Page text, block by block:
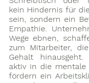
kein Hindernis für
sein, sondern ein
Empathie.
Wege ebnen,
zum Mitarbeiter,
Gehalt
aktiv in die mentale
fördern ein